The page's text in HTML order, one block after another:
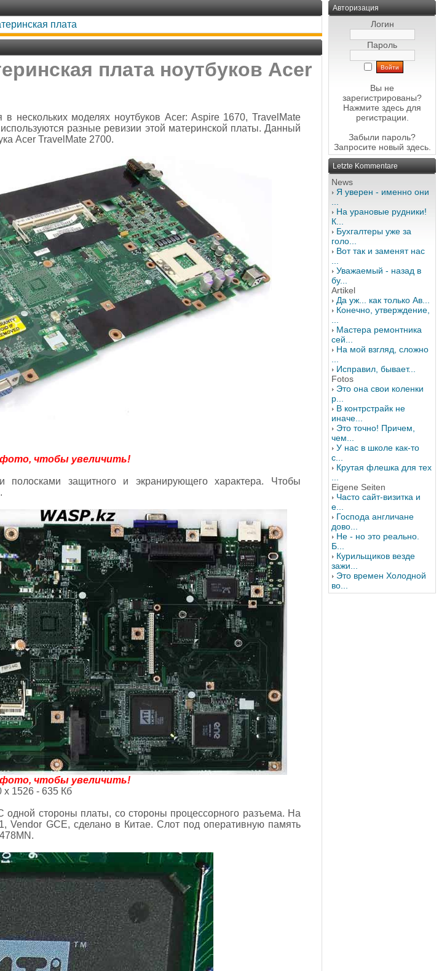
плата
плата ноутбуков Acer
в нескольких моделях ноутбуков Acer: Aspire 1670, TravelMate
разные ревизии этой материнской платы. Данный
Acer TravelMate 2700.
чтобы увеличить!
полосками защитного и экранирующего характера. Чтобы
чтобы увеличить!
х 1526 - 635 Кб
стороны платы, со стороны процессорного разъема. На
Vendor GCE, сделано в Китае. Слот под оперативную память
Авторизация
Логин
Пароль
Вы не
зарегистрированы?
Нажмите здесь для
регистрации.
Забыли пароль?
Запросите новый здесь.
Letzte Kommentare
News
Я уверен - именно они
На урановые рудники!
К...
Бухгалтеры уже за
голо...
Вот так и заменят нас
Уважаемый - назад в
бу...
Artikel
Да уж... как только Ав...
Конечно, утверждение,
Мастера ремонтника
сей...
На мой взгляд, сложно
Исправил, бывает...
Fotos
Это она свои коленки
р...
В контрстрайк не
иначе...
Это точно! Причем,
чем...
У нас в школе как-то
с...
Крутая флешка для тех
Eigene Seiten
Часто сайт-визитка и
е...
Господа англичане
дово...
Не - но это реально.
Б...
Курильщиков везде
зажи...
Это времен Холодной
во...